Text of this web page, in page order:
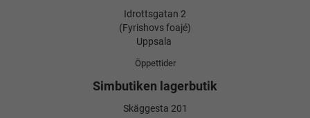
Idrottsgatan 2
(Fyrishovs foajé)
Uppsala
Öppettider
Simbutiken lagerbutik
Skäggesta 201